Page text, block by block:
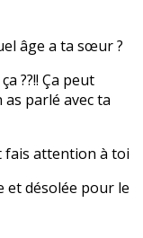
âge a ta sœur ?
??!! Ça peut
parlé avec ta
fais attention à toi
et désolée pour le